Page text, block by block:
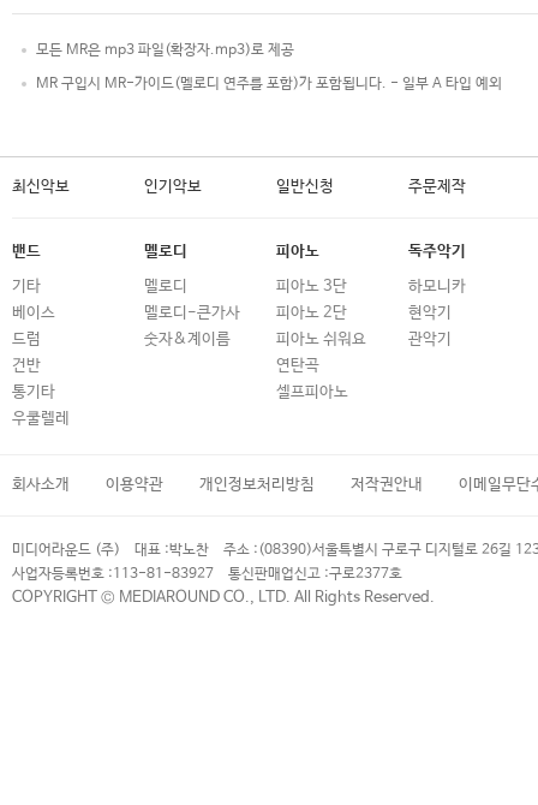
모든 MR은 mp3 파일(확장자.mp3)로 제공
MR 구입시 MR-가이드(멜로디 연주를 포함)가 포함됩니다. - 일부 A 타입 예외
최신악보 인기악보 일반신청 주문제작
밴드
기타
베이스
드럼
건반
통기타
우쿨렐레
멜로디
멜로디
멜로디-큰가사
숫자&계이름
피아노
피아노 3단
피아노 2단
피아노 쉬워요
연탄곡
셀프피아노
독주악기
하모니카
현악기
관악기
회사소개 이용약관 개인정보처리방침 저작권안내 이메일무단
미디어라운드 (주) 대표 :박노찬 주소 : (08390)서울특별시 구로구 디지털로 26길
사업자등록번호 :113-81-83927 통신판매업신고 :구로2377호
COPYRIGHT © MEDIAROUND CO., LTD. All Rights Reserved.